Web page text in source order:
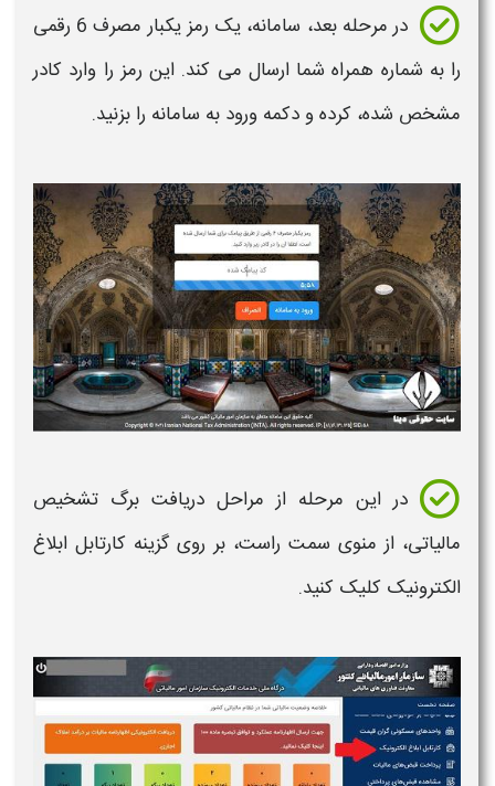
در مرحله بعد، سامانه
، یک رمز یکبار مصرف 6 رقمی
را به شماره همراه شما ارسال می کند. این رمز را وارد کادر
مشخص شده، کرده و دکمه ورود به سامانه را بزنید.
در این مرحله از مراحل دریافت برگ تشخیص
مالیاتی، از منوی سمت راست، بر روی گزینه کارتابل ابلاغ
الکترونیک کلیک کنید.